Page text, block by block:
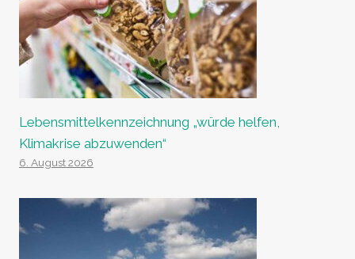
Lebensmittelkennzeichnung „würde helfen,
Klimakrise abzuwenden“
6. August 2026